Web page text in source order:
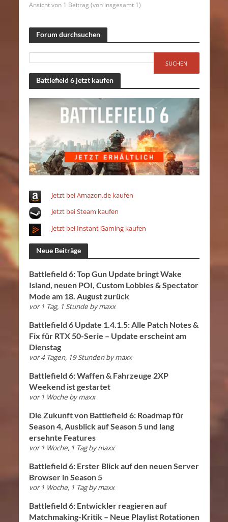
Ansicht von 1 Beitrag (von insgesamt 1)
Forum durchsuchen
Battlefield 6 jetzt kaufen
Jetzt bei Amazon.de kaufen
Jetzt bei Steam kaufen
Jetzt bei Instant Gaming kaufen
Neue Beiträge
Battlefield 6: Top Gun Update bringt Wake
Island, neuen POI, Custom Lobbies & Spectator
Mode am 18. August zurück
vor 1 Tag, 1 Stunde bymaxx
Battlefield 6 Update 1.4.1.5: Alle Patch Notes &
Fix für RTX 50-Serie – Update erscheint am
Dienstag
vor 4 Tagen, 19 Stunden bymaxx
Battlefield 6: Waffen & Fahrzeuge 2XP
Weekend ist gestartet
vor 1 Woche bymaxx
Die Zukunft von Battlefield 6: Roadmap für
Season 4, Ausblick auf Season 5 und lang
ersehnte Features
vor 1 Woche, 1 Tag bymaxx
Battlefield 6: Erster Blick auf den neuen Server
Browser in Season 5
vor 1 Woche, 1 Tag bymaxx
Battlefield 6: Entwickler reagieren auf
Matchmaking-Kritik – Neue Playlist Rotationen